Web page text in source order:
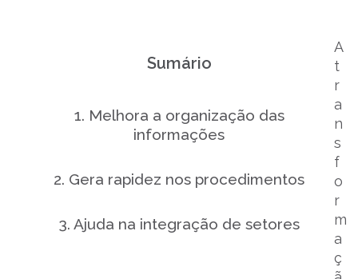
A
t
r
a
n
s
f
o
r
m
a
ç
Sumário
1. Melhora a organização das
informações
2. Gera rapidez nos procedimentos
3. Ajuda na integração de setores